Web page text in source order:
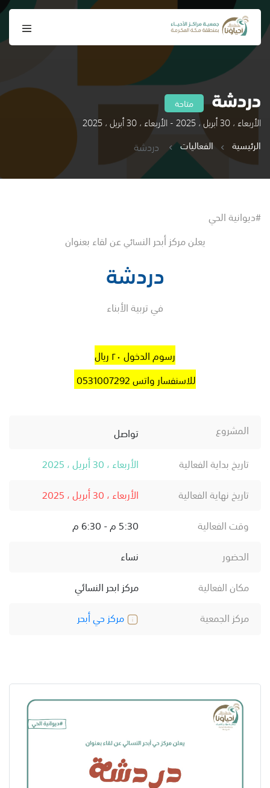
دردشة متاحة
الأربعاء ، 30 أبريل ، 2025 - الأربعاء ، 30 أبريل ، 2025
الرئيسية
الفعاليات دردشة
#ديوانية الحي
يعلن مركز أبحر النسائيعن لقاء بعنوان
دردشة
في تربية الأبناء
رسوم الدخول ٢٠ ريال
للاسنفسار واتس 0531007292
المشروع
تواصل
تاريخ بداية الفعالية
الأربعاء ، 30 أبريل ، 2025
تاريخ نهاية الفعالية
الأربعاء ، 30 أبريل ، 2025
وقت الفعالية
5:30 م - 6:30 م
الحضور
نساء
مكان الفعالية
مركز ابحر النسائي
مركز الجمعية
مركز حي أبحر